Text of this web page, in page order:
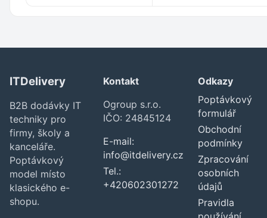
ITDelivery
B2B dodávky IT
techniky pro
firmy, školy a
kanceláře.
Poptávkový
model místo
klasického e-
shopu.
Kontakt
Ogroup s.r.o.
IČO: 24845124
E-mail:
info@itdelivery.cz
Tel.:
+420602301272
Odkazy
Poptávkový
formulář
Obchodní
podmínky
Zpracování
osobních
údajů
Pravidla